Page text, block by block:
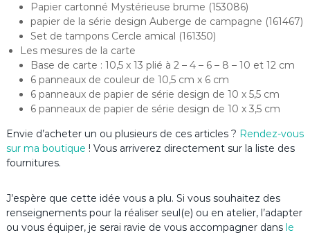
Papier cartonné Mystérieuse brume (153086)
papier de la série design Auberge de campagne (161467)
Set de tampons Cercle amical (161350)
Les mesures de la carte
Base de carte : 10,5 x 13 plié à 2 – 4 – 6 – 8 – 10 et 12 cm
6 panneaux de couleur de 10,5 cm x 6 cm
6 panneaux de papier de série design de 10 x 5,5 cm
6 panneaux de papier de série design de 10 x 3,5 cm
Envie d’acheter un ou plusieurs de ces articles ? Rendez-vous
sur ma boutique ! Vous arriverez directement sur la liste des
fournitures.
J’espère que cette idée vous a plu. Si vous souhaitez des
renseignements pour la réaliser seul(e) ou en atelier, l’adapter
ou vous équiper, je serai ravie de vous accompagner dans le